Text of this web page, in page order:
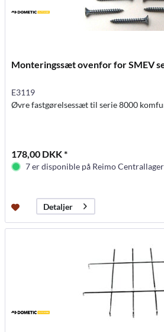
Monteringssæt ovenfor for SMEV
E3119
Øvre fastgørelsessæt til serie 8000
178,00 DKK *
7 er disponible på Reimo Centrallager
Detaljer